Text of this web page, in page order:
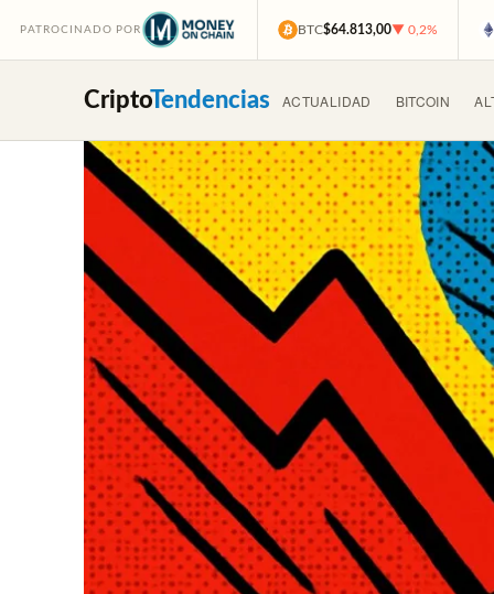
PATROCINADO POR BTC$64.813,00▼ 0,2%
CriptoTendencias ACTUALIDAD BITCOIN